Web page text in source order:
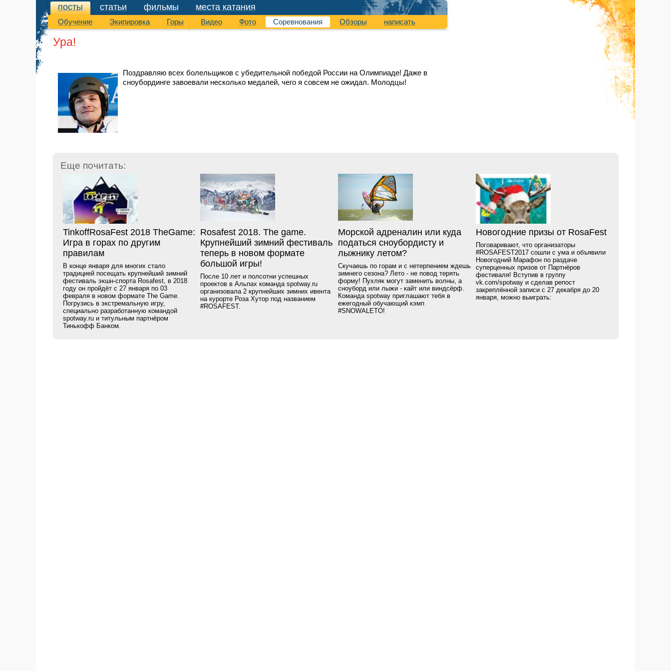
посты
посты статьи фильмы места катания
Обучение Экипировка Горы Видео Фото Соревнования Обзоры написать
Ура!
Поздравляю всех болельщиков с убедительной победой России на Олимпиаде! Даже в
сноубординге завоевали несколько медалей, чего я совсем не ожидал. Молодцы!
Еще почитать:
TinkoffRosaFest 2018 TheGame:
Игра в горах по другим
правилам
В конце января для многих стало
традицией посещать крупнейший зимний
фестиваль экшн-спорта Rosafest, в 2018
году он пройдёт с 27 января по 03
февраля в новом формате The Game.
Погрузись в экстремальную игру,
специально разработанную командой
spotway.ru и титульным партнёром
Тинькофф Банком.
Rosafest 2018. The game.
Крупнейший зимний фестиваль
теперь в новом формате
большой игры!
После 10 лет и полсотни успешных
проектов в Альпах команда spotway.ru
организовала 2 крупнейших зимних ивента
на курорте Роза Хутор под названием
#ROSAFEST.
Морской адреналин или куда
податься сноубордисту и
лыжнику летом?
Скучаешь по горам и с нетерпением ждешь
зимнего сезона? Лето - не повод терять
форму! Пухляк могут заменить волны, а
сноуборд или лыжи - кайт или виндсёрф.
Команда spotway приглашают тебя в
ежегодный обучающий кэмп
#SNOWALETO!
Новогодние призы от RosaFest
Поговаривают, что организаторы
#ROSAFEST2017 сошли с ума и объявили
Новогодний Марафон по раздаче
суперценных призов от Партнёров
фестиваля! Вступив в группу
vk.com/spotway и сделав репост
закреплённой записи с 27 декабря до 20
января, можно выиграть: